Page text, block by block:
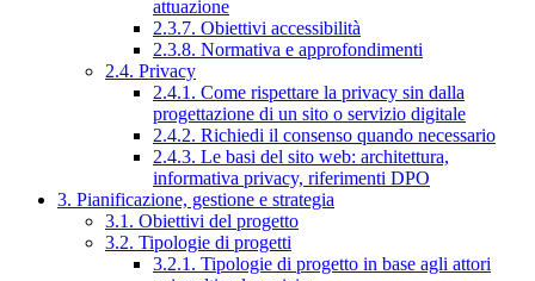
attuazione
2.3.7. Obiettivi accessibilità
2.3.8. Normativa e approfondimenti
2.4. Privacy
2.4.1. Come rispettare la privacy sin dalla
progettazione di un sito o servizio digitale
2.4.2. Richiedi il consenso quando necessario
2.4.3. Le basi del sito web: architettura,
informativa privacy, riferimenti DPO
3. Pianificazione, gestione e strategia
3.1. Obiettivi del progetto
3.2. Tipologie di progetti
3.2.1. Tipologie di progetto in base agli attori